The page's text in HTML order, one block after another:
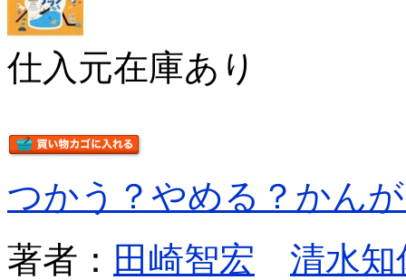
仕入元在庫あり
つかう？やめる？かん
著者： 田崎智宏
清水知